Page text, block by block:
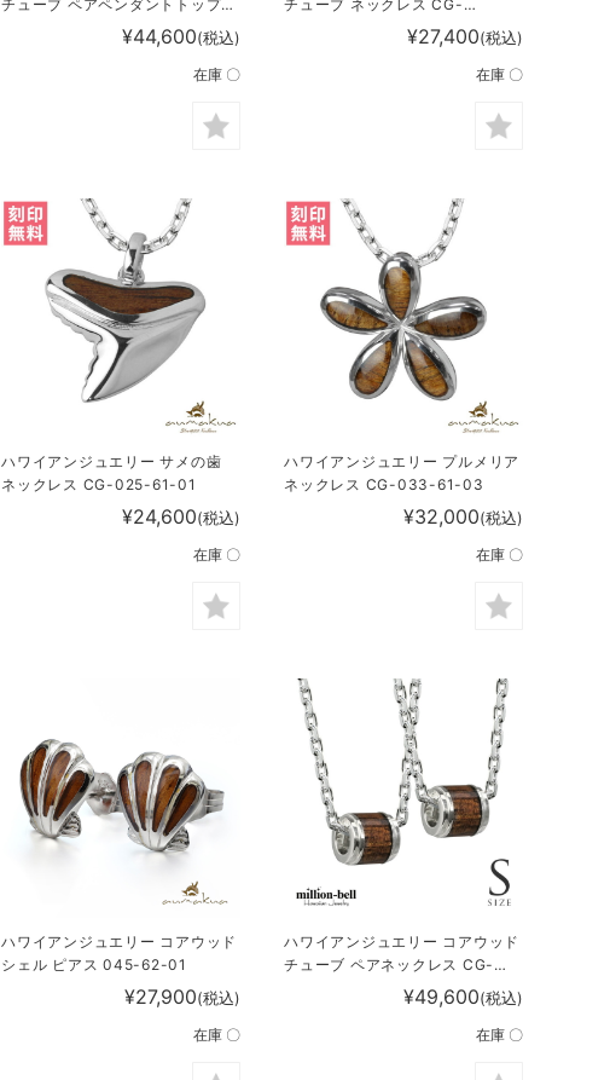
チューブ ペアペンダントトップ
(チェーン別売) SWP1001P
¥44,600(税込)
在庫 〇
チューブ ネックレス CG-
¥27,400(税込)
在庫 〇
ハワイアンジュエリー サメの歯
ネックレス CG-025-61-01
¥24,600(税込)
在庫 〇
ハワイアンジュエリー プルメリア
ネックレス CG-033-61-03
¥32,000(税込)
在庫 〇
ハワイアンジュエリー コアウッド
シェル ピアス 045-62-01
¥27,900(税込)
在庫 〇
ハワイアンジュエリー コアウッド
チューブ ペアネックレス CG-
¥49,600(税込)
在庫 〇